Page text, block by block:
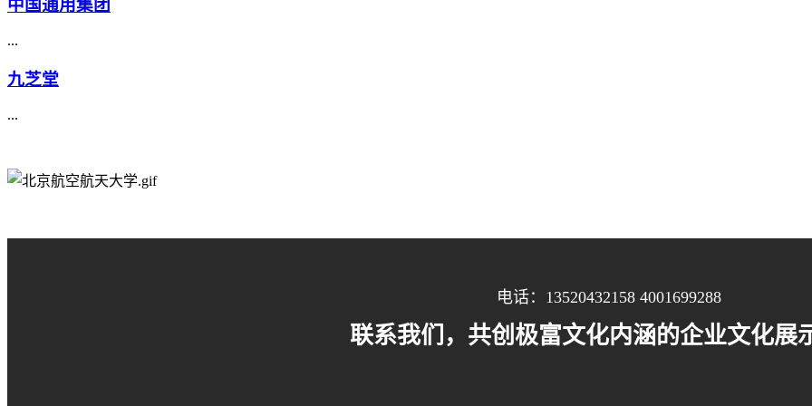
中国通用集团
...
九芝堂
...
电话：13520432158 4001699288
联系我们，共创极富文化内涵的企业文化展